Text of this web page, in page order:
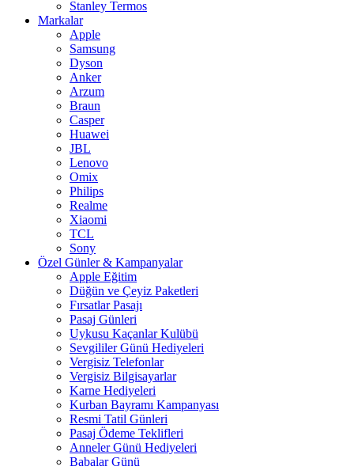
Stanley Termos
Markalar
Apple
Samsung
Dyson
Anker
Arzum
Braun
Casper
Huawei
JBL
Lenovo
Omix
Philips
Realme
Xiaomi
TCL
Sony
Özel Günler & Kampanyalar
Apple Eğitim
Düğün ve Çeyiz Paketleri
Fırsatlar Pasajı
Pasaj Günleri
Uykusu Kaçanlar Kulübü
Sevgililer Günü Hediyeleri
Vergisiz Telefonlar
Vergisiz Bilgisayarlar
Karne Hediyeleri
Kurban Bayramı Kampanyası
Resmi Tatil Günleri
Pasaj Ödeme Teklifleri
Anneler Günü Hediyeleri
Babalar Günü